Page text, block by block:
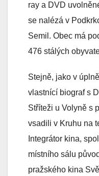
ray a DVD
se nalézá v
Semil. Obec má
476 stálých
Stejně, jako v
vlastnící biograf s
Stříteži u Volyně s
vsadili v Kruhu na
Integrátor kina,
místního sálu
pražského kina